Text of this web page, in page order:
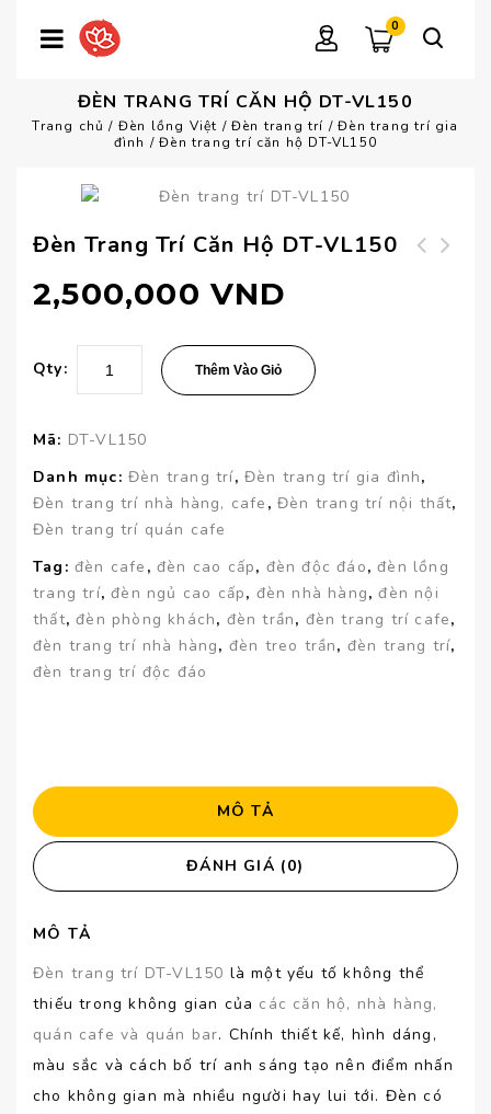
0
ĐÈN TRANG TRÍ CĂN HỘ DT-VL150
Trang chủ / Đèn lồng Việt / Đèn trang trí /Đèn trang trí gia
đình /Đèn trang trí căn hộ DT-VL150
Đèn Trang Trí Căn Hộ DT-VL150
2,500,000 VND
Qty: Thêm Vào Giỏ
Mã: DT-VL150
Danh mục: Đèn trang trí,Đèn trang trí gia đình,
Đèn trang trí nhà hàng, cafe ,Đèn trang trí nội thất,
Đèn trang trí quán cafe
Tag: đèn cafe ,đèn cao cấp, đèn độc đáo,đèn lồng
trang trí,đèn ngủ cao cấp, đèn nhà hàng,đèn nội
thất,đèn phòng khách, đèn trần, đèn trang trí cafe,
đèn trang trí nhà hàng, đèn treo trần, đèn trang trí,
đèn trang trí độc đáo
MÔ TẢ
ĐÁNH GIÁ (0)
MÔ TẢ
Đèn trang trí DT-VL150 là một yếu tố không thể
thiếu trong không gian của các căn hộ, nhà hàng,
quán cafe và quán bar. Chính thiết kế, hình dáng,
màu sắc và cách bố trí anh sáng tạo nên điểm nhấn
cho không gian mà nhiều người hay lui tới. Đèn có